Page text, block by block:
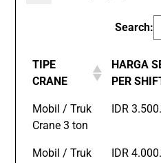
Search:
TIPE
CRANE
HARGA
PER
Mobil / Truk
Crane 3 ton
IDR
Mobil / Truk
IDR